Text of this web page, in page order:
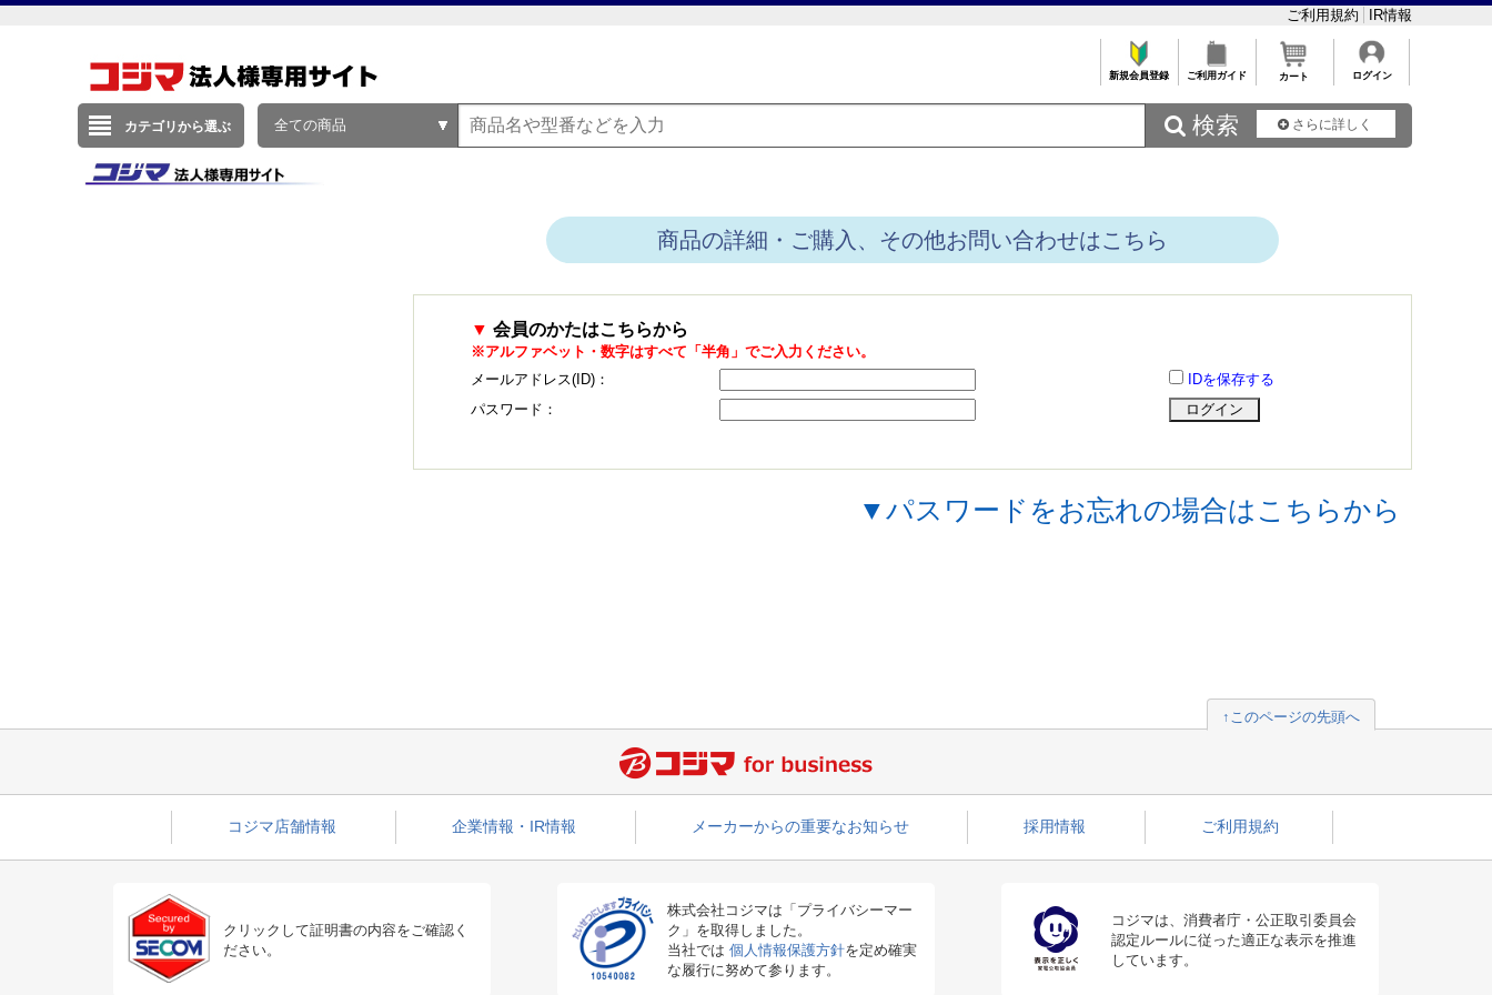
ご利用規約 IR情報
新規会員登録 ご利用ガイド カート ログイン
カテゴリから選ぶ 全ての商品  検索 さらに詳しく
商品の詳細・ご購入、その他お問い合わせはこちら
▼ 会員のかたはこちらから
※アルファベット・数字はすべて「半角」でご入力ください。
メールアドレス(ID)：
IDを保存する
パスワード：
▼パスワードをお忘れの場合はこちらから
↑このページの先頭へ
コジマ店舗情報 企業情報・IR情報 メーカーからの重要なお知らせ 採用情報 ご利用規約
クリックして証明書の内容をご確認く
ださい。
株式会社コジマは「プライバシーマー
ク」を取得しました。
当社では 個人情報保護方針を定め確実
な履行に努めて参ります。
コジマは、消費者庁・公正取引委員会
認定ルールに従った適正な表示を推進
しています。